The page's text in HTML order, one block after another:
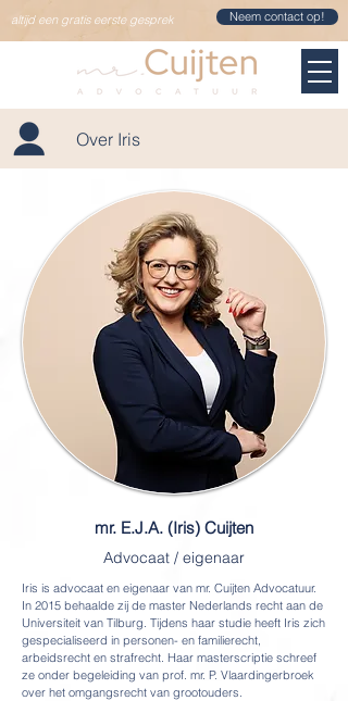
Neem contact op!
altijd een gratis eerste gesprek
Over Iris
mr. E.J.A. (Iris) Cuijten
Advocaat / eigenaar
Iris is advocaat en eigenaar van mr. Cuijten Advocatuur.
In 2015 behaalde zij de master Nederlands recht aan de
Universiteit van Tilburg. Tijdens haar studie heeft Iris zich
gespecialiseerd in personen- en familierecht,
arbeidsrecht en strafrecht. Haar masterscriptie schreef
ze onder begeleiding van prof. mr. P. Vlaardingerbroek
over het omgangsrecht van grootouders.